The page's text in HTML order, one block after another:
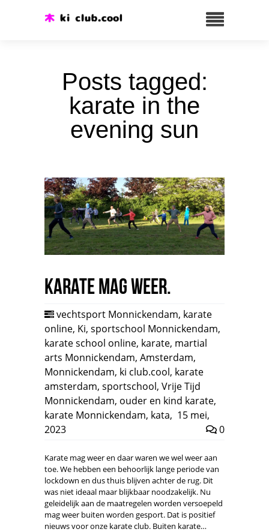
Posts tagged:
karate in the
evening sun
Karate mag weer.
vechtsport Monnickendam, karate
online, Ki, sportschool Monnickendam,
karate school online, karate, martial
arts Monnickendam, Amsterdam,
Monnickendam, ki club.cool, karate
amsterdam, sportschool, Vrije Tijd
Monnickendam, ouder en kind karate,
karate Monnickendam, kata, 15 mei,
2023
0
Karate mag weer en daar waren we wel weer aan
toe. We hebben een behoorlijk lange periode van
lockdown en dus thuis blijven achter de rug. Dit
was niet ideaal maar blijkbaar noodzakelijk. Nu
geleidelijk aan de maatregelen worden versoepeld
mag weer buiten worden gesport. Dat is positief
nieuws voor onze karate club. Buiten karate…